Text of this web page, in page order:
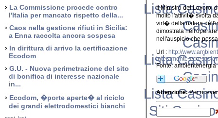
› La Commissione procede contro
l'Italia per mancato rispetto della...
› Caos nella gestione rifiuti in Sicilia:
a Enna raccolta ancora sospesa
› In dirittura di arrivo la certificazione
Ecodom
› G.U. - Nuova perimetrazione del sito
di bonifica di interesse nazionale
in...
› Ecodom, �porte aperte� al riciclo
dei grandi elettrodomestici bianchi
Il Ministro del Lavoro,
molto l'attivit� svolta
virt� della natura
dimostrata
nell'auspicio che
Url : http://
interamente-eco-
Fonte: ambientenergia
Attenzione:Per
Lista
Lista
Lista
Siti